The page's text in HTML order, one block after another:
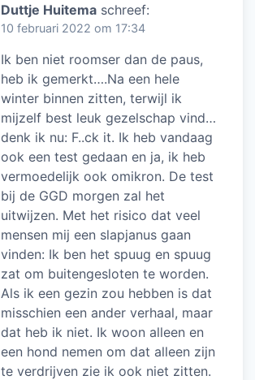
Duttje Huitema schreef:
10 februari 2022 om 17:34
Ik ben niet roomser dan de paus,
heb ik gemerkt….Na een hele
winter binnen zitten, terwijl ik
mijzelf best leuk gezelschap vind…
denk ik nu: F..ck it. Ik heb vandaag
ook een test gedaan en ja, ik heb
vermoedelijk ook omikron. De test
bij de GGD morgen zal het
uitwijzen. Met het risico dat veel
mensen mij een slapjanus gaan
vinden: Ik ben het spuug en spuug
zat om buitengesloten te worden.
Als ik een gezin zou hebben is dat
misschien een ander verhaal, maar
dat heb ik niet. Ik woon alleen en
een hond nemen om dat alleen zijn
te verdrijven zie ik ook niet zitten.